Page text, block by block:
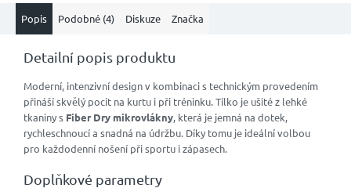
Popis Podobné (4) Diskuze Značka
Detailní popis produktu
Moderní, intenzivní design v kombinaci s technickým provedením
přináší skvělý pocit na kurtu i při tréninku. Tílko je ušité z lehké
tkaniny s Fiber Dry mikrovlákny, která je jemná na dotek,
rychleschnoucí a snadná na údržbu. Díky tomu je ideální volbou
pro každodenní nošení při sportu i zápasech.
Doplňkové parametry